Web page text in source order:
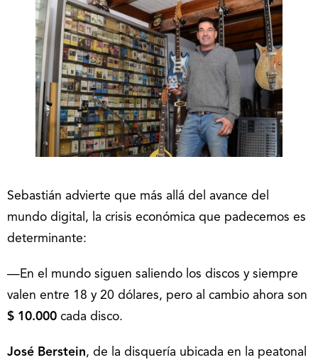
Sebastián advierte que más allá del avance del
mundo digital, la crisis económica que padecemos es
determinante:
—En el mundo siguen saliendo los discos y siempre
valen entre 18 y 20 dólares, pero al cambio ahora son
$ 10.000 cada disco.
José Berstein, de la disquería ubicada en la peatonal